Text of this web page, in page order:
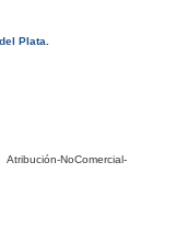
Plata
NoComercial-